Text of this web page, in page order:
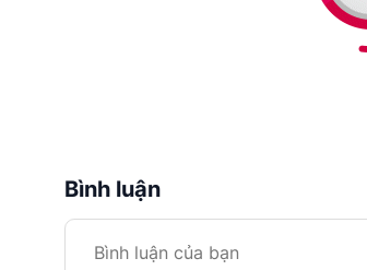
Bình luận